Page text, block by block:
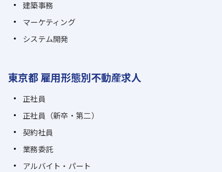
建築事務
マーケティング
システム開発
東京都 雇用形態別不動産求人
正社員
正社員（新卒・第二）
契約社員
業務委託
アルバイト・パート